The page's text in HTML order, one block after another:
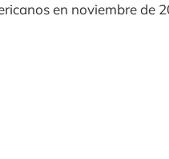
en noviembre de